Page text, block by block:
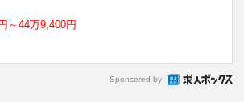
～44万9,400円
Sponsored by